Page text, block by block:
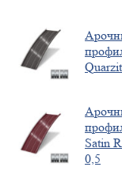
Satin
0,5